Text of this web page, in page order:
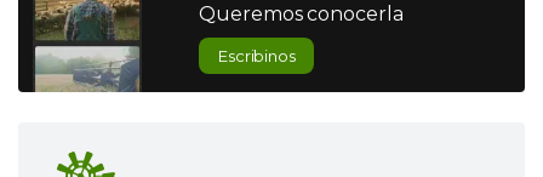
Queremos conocerla
Escribinos